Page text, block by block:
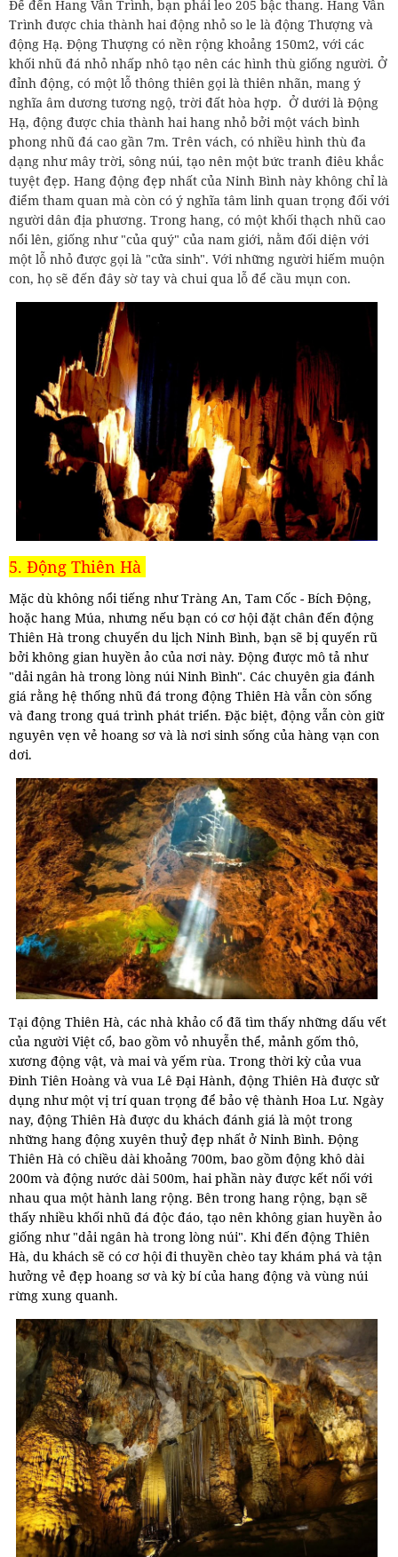
Để đến Hang Vân Trình, bạn phải leo 205 bậc thang. Hang Vân
Trình được chia thành hai động nhỏ so le là động Thượng và
động Hạ. Động Thượng có nền rộng khoảng 150m2, với các
khối nhũ đá nhỏ nhấp nhô tạo nên các hình thù giống người. Ở
đỉnh động, có một lỗ thông thiên gọi là thiên nhãn, mang ý
nghĩa âm dương tương ngộ, trời đất hòa hợp. Ở dưới là Động
Hạ, động được chia thành hai hang nhỏ bởi một vách bình
phong nhũ đá cao gần 7m. Trên vách, có nhiều hình thù đa
dạng như mây trời, sông núi, tạo nên một bức tranh điêu khắc
tuyệt đẹp. Hang động đẹp nhất của Ninh Bình này không chỉ là
điểm tham quan mà còn có ý nghĩa tâm linh quan trọng đối với
người dân địa phương. Trong hang, có một khối thạch nhũ cao
nổi lên, giống như "của quý" của nam giới, nằm đối diện với
một lỗ nhỏ được gọi là "cửa sinh". Với những người hiếm muộn
con, họ sẽ đến đây sờ tay và chui qua lỗ để cầu mụn con.
5. Động Thiên Hà
Mặc dù không nổi tiếng như Tràng An, Tam Cốc - Bích Động,
hoặc hang Múa, nhưng nếu bạn có cơ hội đặt chân đến động
Thiên Hà trong chuyến du lịch Ninh Bình, bạn sẽ bị quyến rũ
bởi không gian huyền ảo của nơi này. Động được mô tả như
"dải ngân hà trong lòng núi Ninh Bình". Các chuyên gia đánh
giá rằng hệ thống nhũ đá trong động Thiên Hà vẫn còn sống
và đang trong quá trình phát triển. Đặc biệt, động vẫn còn giữ
nguyên vẹn vẻ hoang sơ và là nơi sinh sống của hàng vạn con
dơi.
Tại động Thiên Hà, các nhà khảo cổ đã tìm thấy những dấu vết
của người Việt cổ, bao gồm vỏ nhuyễn thể, mảnh gốm thô,
xương động vật, và mai và yếm rùa. Trong thời kỳ của vua
Đinh Tiên Hoàng và vua Lê Đại Hành, động Thiên Hà được sử
dụng như một vị trí quan trọng để bảo vệ thành Hoa Lư. Ngày
nay, động Thiên Hà được du khách đánh giá là một trong
những hang động xuyên thuỷ đẹp nhất ở Ninh Bình. Động
Thiên Hà có chiều dài khoảng 700m, bao gồm động khô dài
200m và động nước dài 500m, hai phần này được kết nối với
nhau qua một hành lang rộng. Bên trong hang rộng, bạn sẽ
thấy nhiều khối nhũ đá độc đáo, tạo nên không gian huyền ảo
giống như "dải ngân hà trong lòng núi". Khi đến động Thiên
Hà, du khách sẽ có cơ hội đi thuyền chèo tay khám phá và tận
hưởng vẻ đẹp hoang sơ và kỳ bí của hang động và vùng núi
rừng xung quanh.